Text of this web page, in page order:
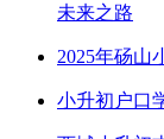
未来之路
2025年砀山
小升初户口